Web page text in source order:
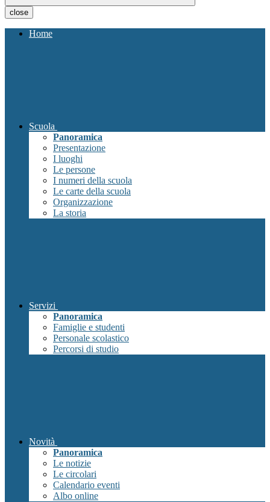
close
Home
Scuola
Panoramica
Presentazione
I luoghi
Le persone
I numeri della scuola
Le carte della scuola
Organizzazione
La storia
Servizi
Panoramica
Famiglie e studenti
Personale scolastico
Percorsi di studio
Novità
Panoramica
Le notizie
Le circolari
Calendario eventi
Albo online